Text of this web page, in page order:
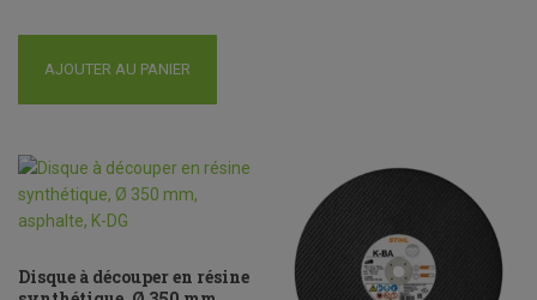
AJOUTER AU PANIER
Disque à découper en résine